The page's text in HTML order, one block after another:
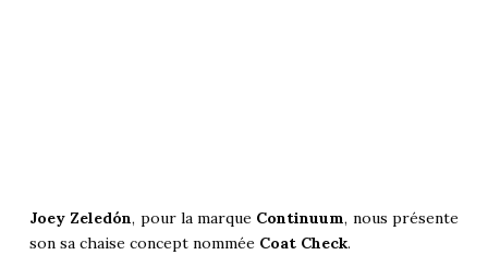
Joey Zeledón, pour la marque Continuum, nous présente
son sa chaise concept nommée Coat Check.